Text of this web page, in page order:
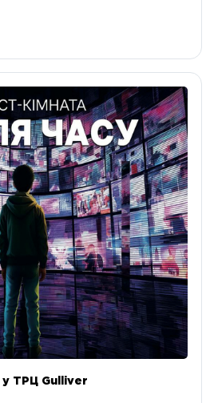
у ТРЦ Gulliver